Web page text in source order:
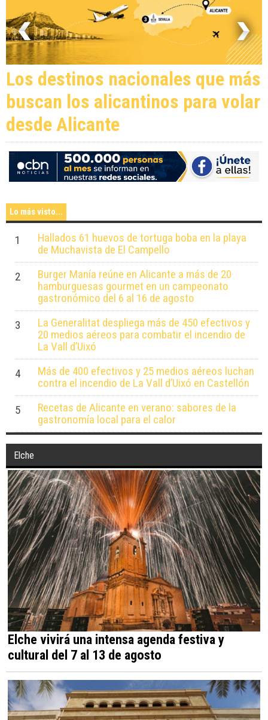
Los destinos nacionales que más
buscan los alicantinos para volar
desde Alicante
Lo más visto...
1
Hallados 61 huevos de tortuga boba en la playa
de Muchavista de El Campello
2
Burger Manía reúne en Alicante a más de 20
hamburguesas gourmet en un campeonato
gastronómico del 6 al 16 de agosto
3
La Generalitat despliega más de 450 efectivos y
20 medios aéreos para combatir el incendio de
La Vall d’Uixó
4
Más de 400 efectivos y 25 medios aéreos luchan
contra el incendio de La Vall d’Uixó en Castellón
5
Recetas de Alicante en verano: sabores de la
gastronomía local para el calor
Elche
Elche vivirá una intensa agenda festiva y
cultural del 7 al 13 de agosto